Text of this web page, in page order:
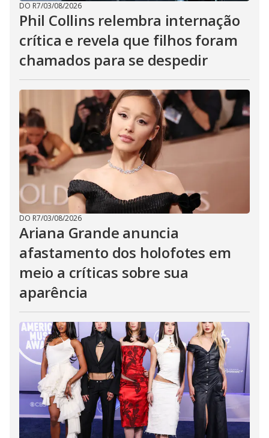
DO R7/03/08/2026
Phil Collins relembra internação
crítica e revela que filhos foram
chamados para se despedir
DO R7/03/08/2026
Ariana Grande anuncia
afastamento dos holofotes em
meio a críticas sobre sua
aparência